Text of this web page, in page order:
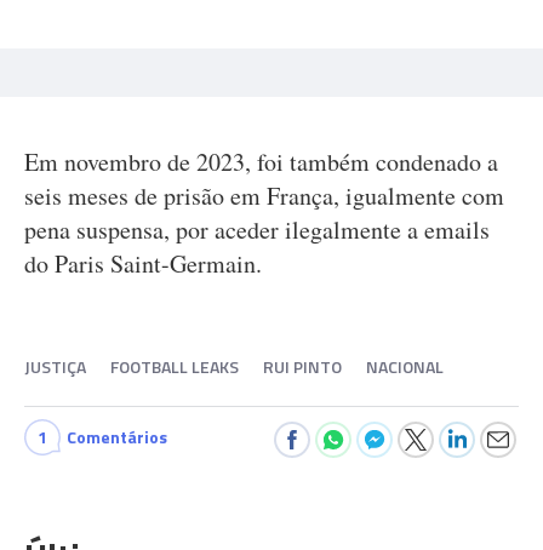
Em novembro de 2023, foi também condenado a
seis meses de prisão em França, igualmente com
pena suspensa, por aceder ilegalmente a emails
do Paris Saint-Germain.
JUSTIÇA FOOTBALL LEAKS RUI PINTO NACIONAL
1 Comentários